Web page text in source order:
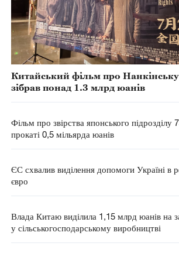
Китайський фільм про Нанкінську
зібрав понад 1.3 млрд юанів
Фільм про звірства японського підрозділу
прокаті 0,5 мільярда юанів
ЄС схвалив виділення допомоги Україні в
євро
Влада Китаю виділила 1,15 млрд юанів на
у сільськогосподарському виробництві